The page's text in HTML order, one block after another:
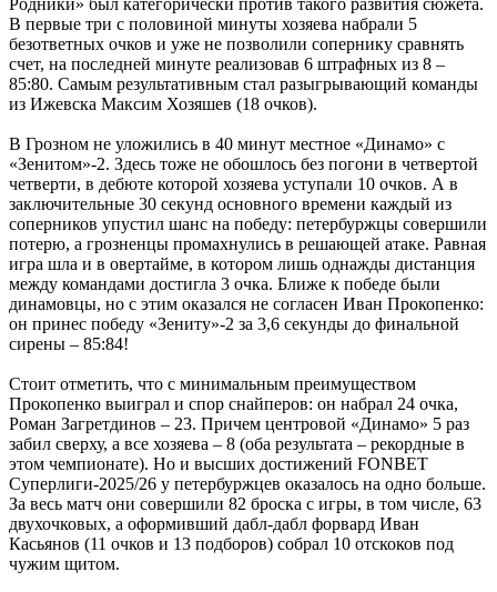
В первые три с половиной минуты хозяева набрали 5
безответных очков и уже не позволили сопернику сравнять
счет, на последней минуте реализовав 6 штрафных из 8 –
85:80. Самым результативным стал разыгрывающий команды
из Ижевска Максим Хозяшев (18 очков).
В Грозном не уложились в 40 минут местное «Динамо» с
«Зенитом»-2. Здесь тоже не обошлось без погони в четвертой
четверти, в дебюте которой хозяева уступали 10 очков. А в
заключительные 30 секунд основного времени каждый из
соперников упустил шанс на победу: петербуржцы совершили
потерю, а грозненцы промахнулись в решающей атаке. Равная
игра шла и в овертайме, в котором лишь однажды дистанция
между командами достигла 3 очка. Ближе к победе были
динамовцы, но с этим оказался не согласен Иван Прокопенко:
он принес победу «Зениту»-2 за 3,6 секунды до финальной
сирены – 85:84!
Стоит отметить, что с минимальным преимуществом
Прокопенко выиграл и спор снайперов: он набрал 24 очка,
Роман Загретдинов – 23. Причем центровой «Динамо» 5 раз
забил сверху, а все хозяева – 8 (оба результата – рекордные в
этом чемпионате). Но и высших достижений FONBET
Суперлиги-2025/26 у петербуржцев оказалось на одно больше.
За весь матч они совершили 82 броска с игры, в том числе, 63
двухочковых, а оформивший дабл-дабл форвард Иван
Касьянов (11 очков и 13 подборов) собрал 10 отскоков под
чужим щитом.